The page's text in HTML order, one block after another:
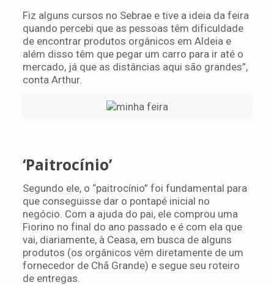
Fiz alguns cursos no Sebrae e tive a ideia da feira
quando percebi que as pessoas têm dificuldade
de encontrar produtos orgânicos em Aldeia e
além disso têm que pegar um carro para ir até o
mercado, já que as distâncias aqui são grandes”,
conta Arthur.
‘Paitrocínio’
Segundo ele, o “paitrocínio” foi fundamental para
que conseguisse dar o pontapé inicial no
negócio. Com a ajuda do pai, ele comprou uma
Fiorino no final do ano passado e é com ela que
vai, diariamente, à Ceasa, em busca de alguns
produtos (os orgânicos vêm diretamente de um
fornecedor de Chã Grande) e segue seu roteiro
de entregas.